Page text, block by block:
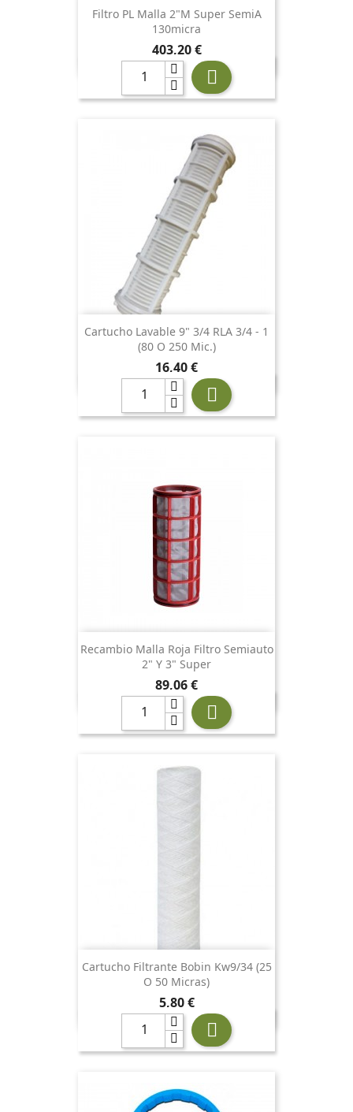
Filtro PL Malla 2"M Super SemiA
130micra
Precio
403,20 €

Cartucho Lavable 9" 3/4 RLA 3/4 - 1
(80 O 250 Mic.)
Precio
16,40 €

Recambio Malla Roja Filtro Semiauto
2" Y 3" Super
Precio
89,06 €

Cartucho Filtrante Bobin Kw9/34 (25
O 50 Micras)
Precio
5,80 €
